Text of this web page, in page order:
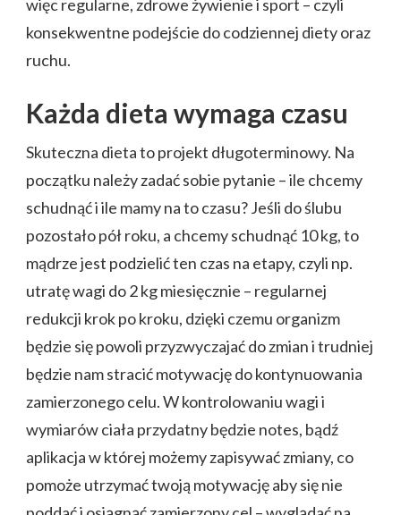
więc regularne, zdrowe żywienie i sport – czyli
konsekwentne podejście do codziennej diety oraz
ruchu.
Każda dieta wymaga czasu
Skuteczna dieta to projekt długoterminowy. Na
początku należy zadać sobie pytanie – ile chcemy
schudnąć i ile mamy na to czasu? Jeśli do ślubu
pozostało pół roku, a chcemy schudnąć 10 kg, to
mądrze jest podzielić ten czas na etapy, czyli np.
utratę wagi do 2 kg miesięcznie – regularnej
redukcji krok po kroku, dzięki czemu organizm
będzie się powoli przyzwyczajać do zmian i trudniej
będzie nam stracić motywację do kontynuowania
zamierzonego celu. W kontrolowaniu wagi i
wymiarów ciała przydatny będzie notes, bądź
aplikacja w której możemy zapisywać zmiany, co
pomoże utrzymać twoją motywację aby się nie